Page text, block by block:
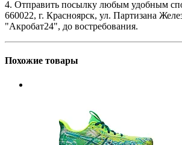
4. Отправить посылку любым удобным
660022, г. Красноярск, ул. Партизана
"Акробат24", до востребования.
Похожие товары